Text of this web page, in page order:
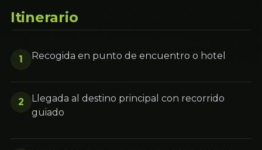
Itinerario
1 Recogida en punto de encuentro o hotel
2
Llegada al destino principal con recorrido
guiado